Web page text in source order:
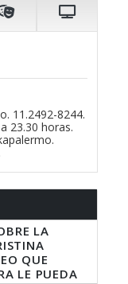
11.2492-8244.
23.30 horas.
LA
QUE
LE PUEDA